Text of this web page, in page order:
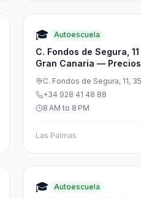
🎓 Autoescuela
C. Fondos de Segura,
Gran Canaria —
C. Fondos de Segura, 11,
Canaria, Las Palmas, España
+34 928 41 48 88
8 AM to 8 PM
Las Palmas
🎓 Autoescuela